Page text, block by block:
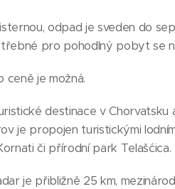
odpad je sveden do
pro pohodlný pobyt se
ceně je možná.
destinace v
je propojen turistickými
či přírodní park Telašćica.
je přibližně 25 km,